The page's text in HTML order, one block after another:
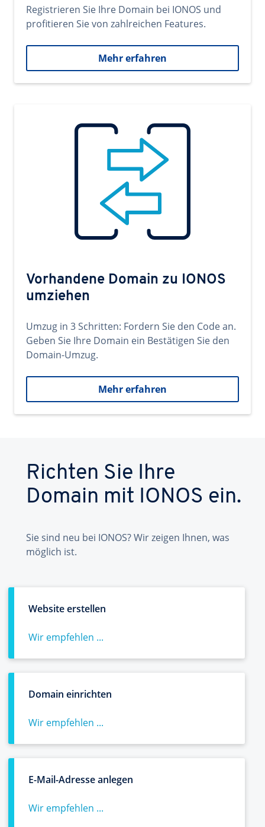
Registrieren Sie Ihre Domain bei IONOS und
profitieren Sie von zahlreichen Features.
Mehr erfahren
Vorhandene Domain zu IONOS
umziehen
Umzug in 3 Schritten: Fordern Sie den Code an.
Geben Sie Ihre Domain ein Bestätigen Sie den
Domain-Umzug.
Mehr erfahren
Richten Sie Ihre
Domain mit IONOS ein.
Sie sind neu bei IONOS? Wir zeigen Ihnen, was
möglich ist.
Website erstellen
Wir empfehlen ...
Domain einrichten
Wir empfehlen ...
E-Mail-Adresse anlegen
Wir empfehlen ...